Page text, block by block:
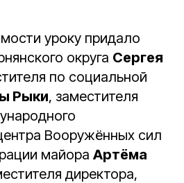
уроку придало
округа Сергея
по социальной
Рыки, заместителя
Вооружённых сил
майора Артёма
директора,